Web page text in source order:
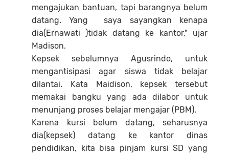
mengajukan bantuan, tapi barangnya belum
datang. Yang saya sayangkan kenapa
dia(Ernawati )tidak datang ke kantor," ujar
Madison.
Kepsek sebelumnya Agusrindo, untuk
mengantisipasi agar siswa tidak belajar
dilantai. Kata Maidison, kepsek tersebut
memakai bangku yang ada dilabor untuk
menunjang proses belajar mengajar (PBM).
Karena kursi belum datang, seharusnya
dia(kepsek) datang ke kantor dinas
pendidikan, kita bisa pinjam kursi SD yang